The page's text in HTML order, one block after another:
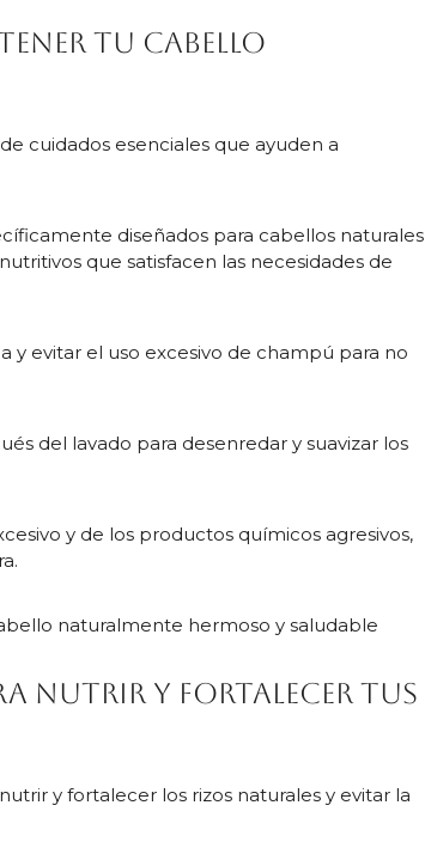
tu cabello
cuidados esenciales que ayuden a
diseñados para cabellos naturales
que satisfacen las necesidades de
y evitar el uso excesivo de champú para no
del lavado para desenredar y suavizar los
y de los productos químicos agresivos,
naturalmente hermoso y saludable
nutrir y fortalecer tus
y fortalecer los rizos naturales y evitar la